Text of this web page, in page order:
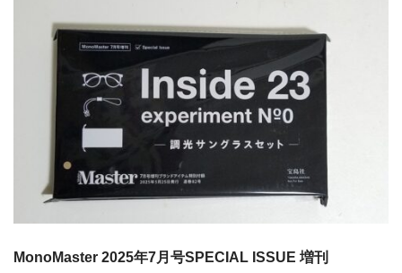
MonoMaster 2025年7月号SPECIAL ISSUE 増刊